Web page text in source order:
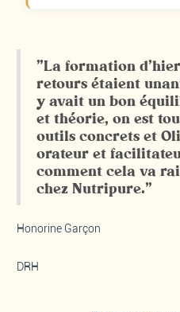
"La formation
retours étaient
y avait un bon
et théorie, on est
outils concrets et
orateur et
comment cela va
chez Nutripure."
Honorine Garçon
DRH